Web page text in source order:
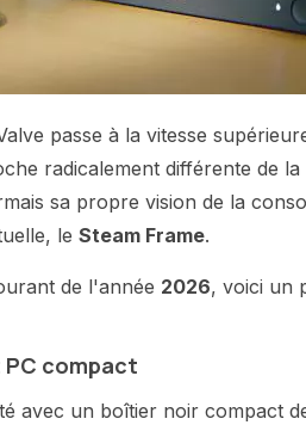
passe à la vitesse
radicalement différente de
sa propre vision de la
le Steam Frame.
de l'année 2026, voici un
compact
avec un boîtier noir compact